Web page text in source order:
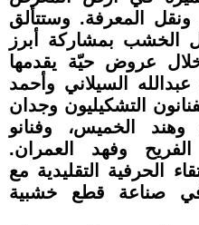
ونقل المعرفة. وستتألق
الخشب بمشاركة أبرز
عروض حيّة يقدمها
السيلاني وأحمد
التشكيليون وجدان
وهند الخميس، وفنانو
وفهد العمران.
الحرفية التقليدية مع
في صناعة قطع خشبية